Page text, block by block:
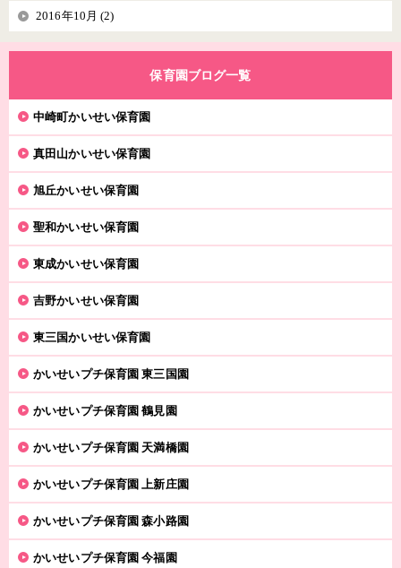
2016年10月 (2)
保育園ブログ一覧
中崎町かいせい保育園
真田山かいせい保育園
旭丘かいせい保育園
聖和かいせい保育園
東成かいせい保育園
吉野かいせい保育園
東三国かいせい保育園
かいせいプチ保育園 東三国園
かいせいプチ保育園 鶴見園
かいせいプチ保育園 天満橋園
かいせいプチ保育園 上新庄園
かいせいプチ保育園 森小路園
かいせいプチ保育園 今福園